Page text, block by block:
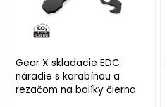
Gear X skladacie EDC
náradie s karabínou a
rezačom na balíky čierna